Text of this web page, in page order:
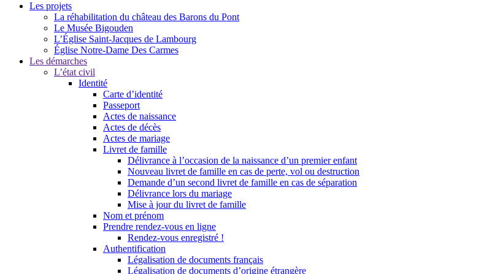
Les projets
La réhabilitation du château des Barons du Pont
Le Musée Bigouden
L’Église Saint-Jacques de Lambourg
Église Notre-Dame Des Carmes
Les démarches
L’état civil
Identité
Carte d’identité
Passeport
Actes de naissance
Actes de décès
Actes de mariage
Livret de famille
Délivrance à l’occasion de la naissance d’un premier enfant
Nouveau livret de famille en cas de perte, vol ou destruction
Demande d’un second livret de famille en cas de séparation
Délivrance lors du mariage
Mise à jour du livret de famille
Nom et prénom
Prendre rendez-vous en ligne
Rendez-vous enregistré !
Authentification
Légalisation de documents français
Légalisation de documents d’origine étrangère